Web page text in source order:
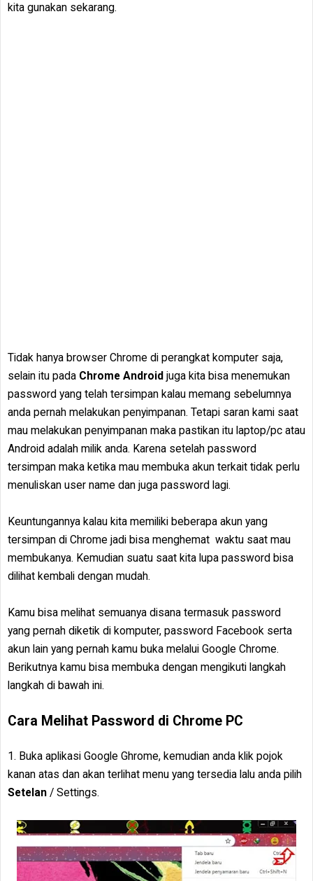
kita gunakan sekarang.
Tidak hanya browser Chrome di perangkat komputer saja,
selain itu pada Chrome Android juga kita bisa menemukan
password yang telah tersimpan kalau memang sebelumnya
anda pernah melakukan penyimpanan. Tetapi saran kami saat
mau melakukan penyimpanan maka pastikan itu laptop/pc atau
Android adalah milik anda. Karena setelah password
tersimpan maka ketika mau membuka akun terkait tidak perlu
menuliskan user name dan juga password lagi.
Keuntungannya kalau kita memiliki beberapa akun yang
tersimpan di Chrome jadi bisa menghemat waktu saat mau
membukanya. Kemudian suatu saat kita lupa password bisa
dilihat kembali dengan mudah.
Kamu bisa melihat semuanya disana termasuk password
yang pernah diketik di komputer, password Facebook serta
akun lain yang pernah kamu buka melalui Google Chrome.
Berikutnya kamu bisa membuka dengan mengikuti langkah
langkah di bawah ini.
Cara Melihat Password di Chrome PC
1. Buka aplikasi Google Ghrome, kemudian anda klik pojok
kanan atas dan akan terlihat menu yang tersedia lalu anda pilih
Setelan / Settings.